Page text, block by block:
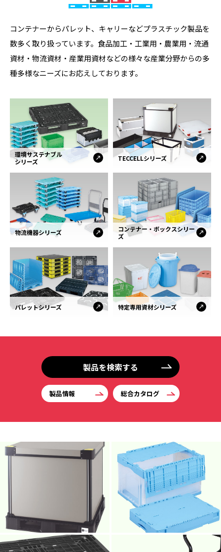
コンテナーからパレット、キャリーなどプラスチック製品を
数多く取り扱っています。食品加工・工業用・農業用・流通
資材・物流資材・産業用資材などの様々な産業分野からの多
種多様なニーズにお応えしております。
環境サステナブル
シリーズ
TECCELLシリーズ
物流機器シリーズ
コンテナー・ボックスシリー
ズ
パレットシリーズ 特定専用資材シリーズ
製品を検索する
製品情報 総合カタログ